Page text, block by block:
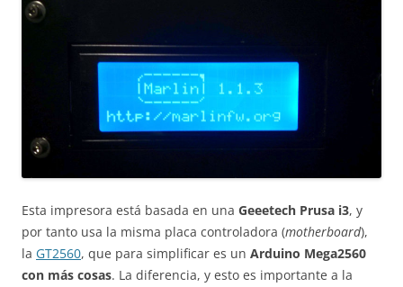
Esta impresora está basada en una Geeetech Prusa i3, y
por tanto usa la misma placa controladora (motherboard),
la GT2560, que para simplificar es un Arduino Mega2560
con más cosas. La diferencia, y esto es importante a la